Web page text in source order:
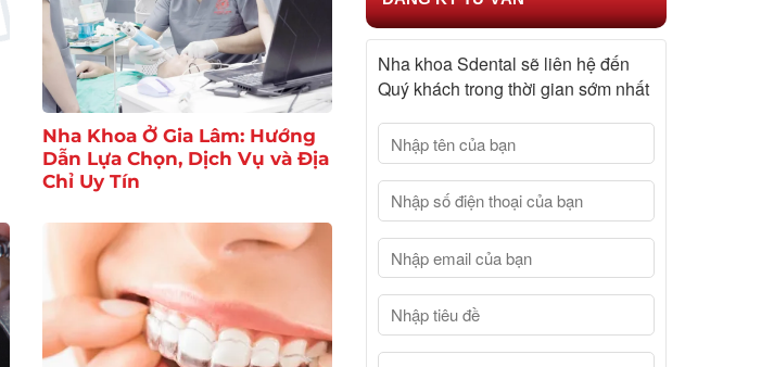
Nha Khoa Ở Gia Lâm: Hướng
Dẫn Lựa Chọn, Dịch Vụ và Địa
Chỉ Uy Tín
Nha khoa Sdental sẽ liên hệ đến
Quý khách trong thời gian sớm nhất